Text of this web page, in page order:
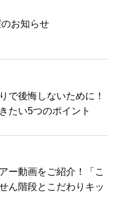
お知らせ
で後悔しないために！
たい5つのポイント
ー動画をご紹介！「こ
ん階段とこだわりキッ